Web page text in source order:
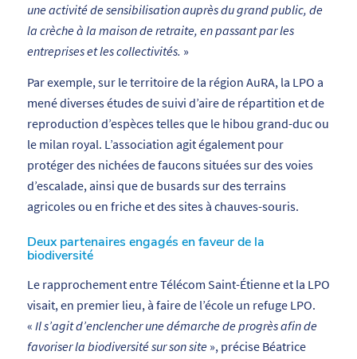
une activité de sensibilisation auprès du grand public, de
la crèche à la maison de retraite, en passant par les
entreprises et les collectivités. »
Par exemple, sur le territoire de la région AuRA, la LPO a
mené diverses études de suivi d’aire de répartition et de
reproduction d’espèces telles que le hibou grand-duc ou
le milan royal. L’association agit également pour
protéger des nichées de faucons situées sur des voies
d’escalade, ainsi que de busards sur des terrains
agricoles ou en friche et des sites à chauves-souris.
Deux partenaires engagés en faveur de la
biodiversité
Le rapprochement entre Télécom Saint-Étienne et la LPO
visait, en premier lieu, à faire de l’école un refuge LPO.
« Il s’agit d’enclencher une démarche de progrès afin de
favoriser la biodiversité sur son site», précise Béatrice